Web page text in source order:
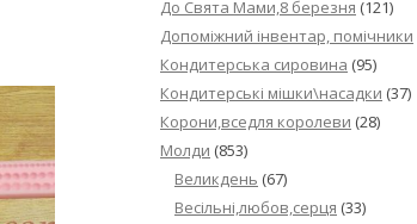
НЕ БУВАЄ АБО УЛЮБЛЕНИЙ
ДЕСЕРТ АРГЕНТИНЦІВ”
РЕЦЕПТ ДЛЯ ШОКОЛАДНИХ
ПОТЬОКІВ
До Свята Мами,8 березня (121)
Допоміжний інвентар, помічники
Кондитерська сировина (95)
Кондитерські мішки\насадки (37)
Корони,вседля королеви (28)
Молди (853)
Великдень (67)
Весільні,любов,серця (33)